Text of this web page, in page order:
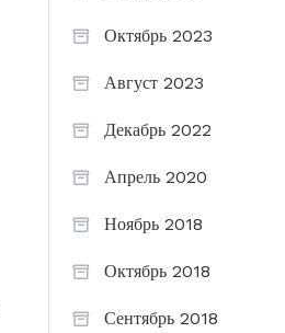
Октябрь 2023
Август 2023
Декабрь 2022
Апрель 2020
Ноябрь 2018
Октябрь 2018
Сентябрь 2018